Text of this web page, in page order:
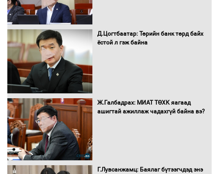
16 төрлийн эмийг нэг эх үүсвэрээс
Бүх шатанд хэмнэлтийн горимд
шилжиж, найр наадам, зөвлөгөөн,
Д.Цогтбаатар: Төрийн банк төрд байх
ёстой л гэж байна
Ж.Галбадрах: МИАТ ТӨХК яагаад
ашигтай ажиллаж чадахгүй байна вэ?
Г.Лувсанжамц: Баялаг бүтээгчдэд энэ